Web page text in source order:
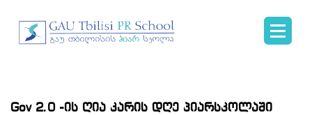
Gov 2.0 -ის ღია კარის დღე პიარსკოლაში